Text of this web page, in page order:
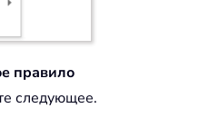
правило
следующее.